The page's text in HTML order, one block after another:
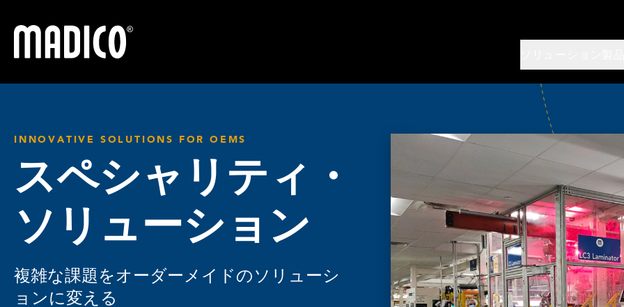
マディコ
INNOVATIVE SOLUTIONS FOR OEMS
スペシャリティ・
ソリューション
複雑な課題をオーダーメイドのソリューシ
ョンに変える